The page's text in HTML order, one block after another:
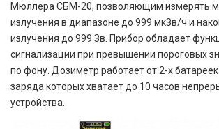
Мюллера СБМ-20, позволяющим измерять
излучения в диапазоне до 999 мкЗв/ч и
излучения до 999 Зв. Прибор обладает
сигнализации при превышении пороговых
по фону. Дозиметр работает от 2-х
заряда которых хватает до 10 часов
устройства.